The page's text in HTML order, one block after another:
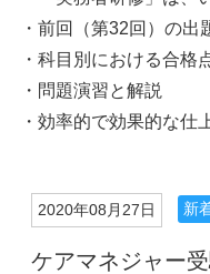
・前回（第32回）の
・科目別における合格
・問題演習と解説
・効率的で効果的な
2020年08月27日 新
ケアマネジャー